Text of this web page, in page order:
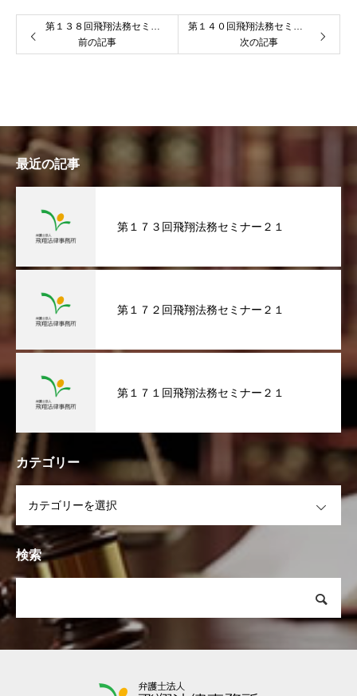
第１３８回飛翔法務セミナー２１
前の記事
第１４０回飛翔法務セミナー２１
次の記事
最近の記事
第１７３回飛翔法務セミナー２１
第１７２回飛翔法務セミナー２１
第１７１回飛翔法務セミナー２１
カテゴリー
検索